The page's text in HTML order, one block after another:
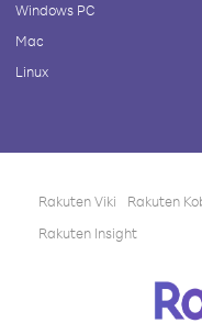
Windows PC
Mac
Linux
Rakuten Viki Rakuten
Rakuten Insight